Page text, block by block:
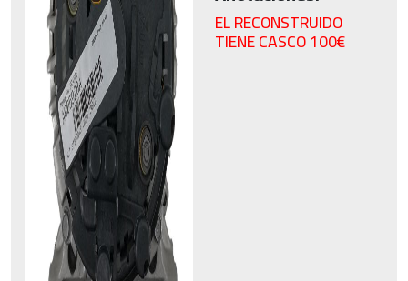
EL RECONSTRUIDO
TIENE CASCO 100€